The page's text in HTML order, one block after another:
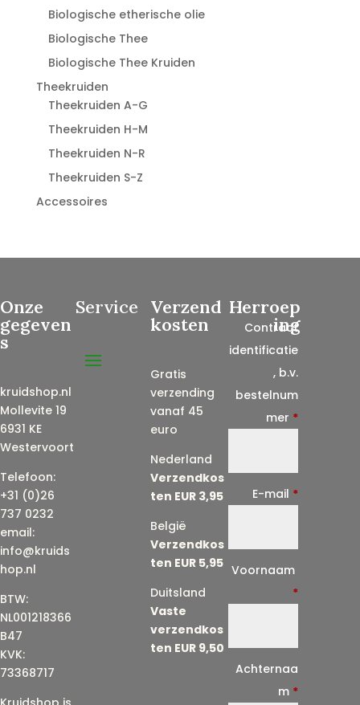
Biologische etherische olie
Biologische Thee
Biologische Thee Kruiden
Theekruiden
Theekruiden A-G
Theekruiden H-M
Theekruiden N-R
Theekruiden S-Z
Accessoires
Onze
gegeven
s
kruidshop.nl
Mollevite 19
6931 KE
Westervoort
Telefoon:
+31 (0)26
737 0232
email:
info@kruids
hop.nl
BTW:
NL001218366
B47
KVK:
73368717
Service Verzend
kosten
Gratis
verzending
vanaf 45
euro
Nederland
Verzendkos
ten EUR 3,95
België
Verzendkos
ten EUR 5,95
Duitsland
Vaste
verzendkos
ten EUR 9,50
Herroep
ing
Contract
identificatie
, b.v.
bestelnum
mer *
E-mail *
Voornaam
*
Achternaa
m *